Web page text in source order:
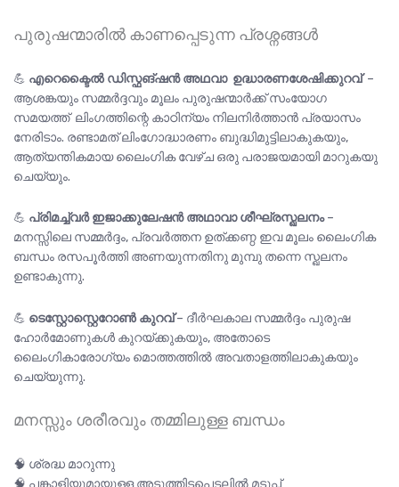
പുരുഷന്മാരിൽ കാണപ്പെടുന്ന പ്രശ്നങ്ങൾ
💪 എറെക്ടൈൽ ഡിസ്ഫങ്ഷൻ അഥവാ ഉദ്ധാരണശേഷിക്കുറവ്–
ആശങ്കയും സമ്മർദ്ദവും മൂലം പുരുഷന്മാർക്ക് സംയോഗ
സമയത്ത് ലിംഗത്തിന്റെ കാഠിന്യം നിലനിർത്താൻ പ്രയാസം
നേരിടാം. രണ്ടാമത് ലിംഗോദ്ധാരണം ബുദ്ധിമുട്ടിലാകുകയും,
ആത്യന്തികമായ ലൈംഗിക വേഴ്ച ഒരു പരാജയമായി മാറുകയു
ചെയ്യും.
💪 പ്രിമച്ച്വർ ഇജാക്കുലേഷൻ അഥാവാ ശീഘ്രസ്ഖലനം–
മനസ്സിലെ സമ്മർദ്ദം, പ്രവർത്തന ഉത്ക്കണ്ഠ ഇവ മൂലം ലൈംഗിക
ബന്ധം രസപൂർത്തി അണയുന്നതിനു മുമ്പു തന്നെ സ്ഖലനം
ഉണ്ടാകുന്നു.
💪 ടെസ്റ്റോസ്റ്റെറോൺ കുറവ്– ദീർഘകാല സമ്മർദ്ദം പുരുഷ
ഹോർമോണുകൾ കുറയ്ക്കുകയും, അതോടെ
ലൈംഗികാരോഗ്യം മൊത്തത്തിൽ അവതാളത്തിലാകുകയും
ചെയ്യുന്നു.
മനസ്സും ശരീരവും തമ്മിലുള്ള ബന്ധം
🧠 ശ്രദ്ധ മാറുന്നു
🧠 പങ്കാളിയുമായുള്ള അടുത്തിടപെടലിൽ മടുപ്പ്